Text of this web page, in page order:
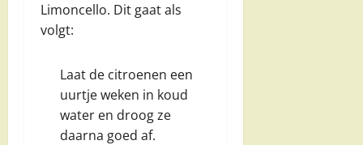
Limoncello. Dit gaat als
volgt:
Laat de citroenen een
uurtje weken in koud
water en droog ze
daarna goed af.